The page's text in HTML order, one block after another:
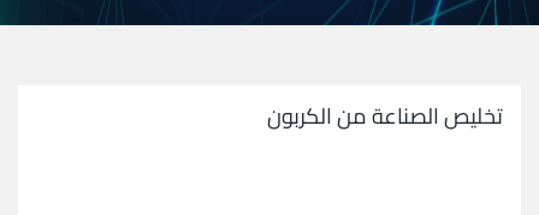
الجهوية
تخليص الصناعة من الكربون